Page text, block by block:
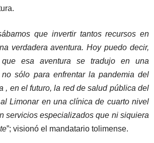
que invertir tantos recursos en
verdadera aventura. Hoy puedo decir,
que esa aventura se tradujo en una
sólo para enfrentar la pandemia del
, en el futuro, la red de salud pública del
Limonar en una clínica de cuarto nivel
servicios especializados que ni siquiera
”; visionó el mandatario tolimense.